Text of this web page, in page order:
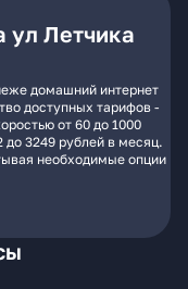
ул Летчика
домашний интернет
доступных тарифов -
от 60 до 1000
3249 рублей в месяц.
необходимые опции